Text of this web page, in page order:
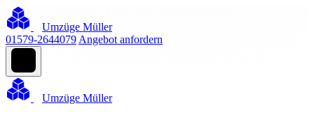
Umzüge Müller
01579-2644079 Angebot anfordern
Umzüge Müller